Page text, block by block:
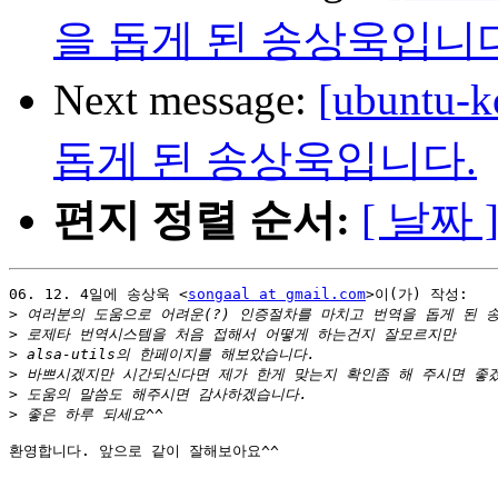
을 돕게 된 송상욱입니
Next message: [ubuntu-
돕게 된 송상욱입니다.
편지 정렬 순서: [ 날짜 ]
06. 12. 4일에 송상욱 <songaal at gmail.com>이(가) 작성:
>
>
>
>
>
>
환영합니다. 앞으로 같이 잘해보아요^^